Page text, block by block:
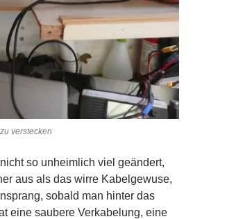
verstecken
so unheimlich viel geändert,
aus als das wirre Kabelgewuse,
sobald man hinter das
eine saubere Verkabelung, eine